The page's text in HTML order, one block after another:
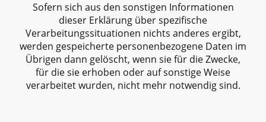
Sofern sich aus den sonstigen Informationen
dieser Erklärung über spezifische
Verarbeitungssituationen nichts anderes ergibt,
werden gespeicherte personenbezogene Daten im
Übrigen dann gelöscht, wenn sie für die Zwecke,
für die sie erhoben oder auf sonstige Weise
verarbeitet wurden, nicht mehr notwendig sind.